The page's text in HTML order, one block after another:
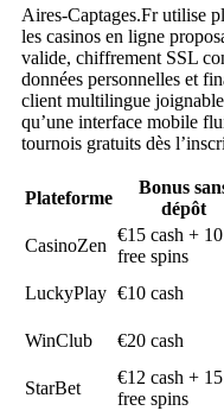
Aires‑Captages.Fr utilise
les casinos en ligne
valide, chiffrement SSL
données personnelles et
client multilingue
qu’une interface mobile
tournois gratuits dès
Plateforme
Bonus
dépôt
CasinoZen
€15 cash + 10
free spins
LuckyPlay €10 cash
WinClub €20 cash
StarBet
€12 cash + 15
free spins